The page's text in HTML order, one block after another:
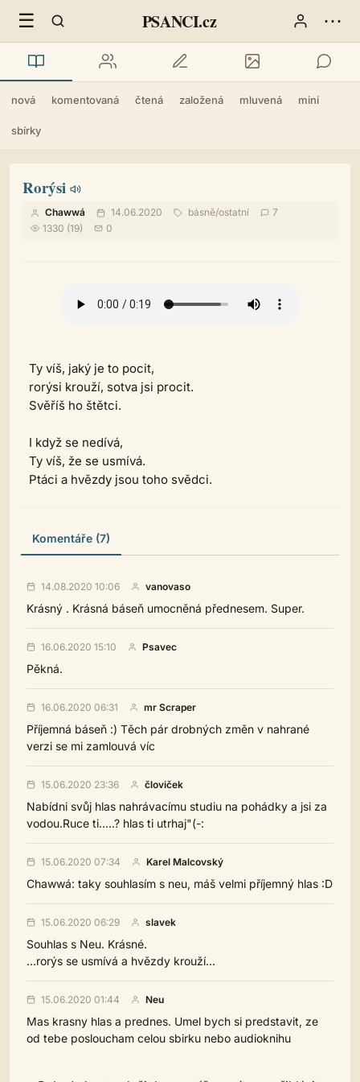
☰ PSANCI.cz ⋯
nová komentovaná čtená založená mluvená mini
sbírky
Rorýsi
Chawwá 14.06.2020 básně/ostatní
7
1330 (19)
0
Ty víš, jaký je to pocit,
rorýsi krouží, sotva jsi procit.
Svěříš ho štětci.
I když se nedívá,
Ty víš, že se usmívá.
Ptáci a hvězdy jsou toho svědci.
Komentáře (7)
14.08.2020 10:06 vanovaso
Krásný . Krásná báseň umocněná přednesem. Super.
16.06.2020 15:10 Psavec
Pěkná.
16.06.2020 06:31 mr Scraper
Příjemná báseň :) Těch pár drobných změn v nahrané
verzi se mi zamlouvá víc
15.06.2020 23:36 človiček
Nabídni svůj hlas nahrávacímu studiu na pohádky a jsi za
vodou.Ruce ti.....? hlas ti utrhaj"(-:
15.06.2020 07:34 Karel Malcovský
Chawwá: taky souhlasím s neu, máš velmi příjemný hlas :D
15.06.2020 06:29 slavek
Souhlas s Neu. Krásné.
...rorýs se usmívá a hvězdy krouží...
15.06.2020 01:44 Neu
Mas krasny hlas a prednes. Umel bych si predstavit, ze
od tebe posloucham celou sbirku nebo audioknihu